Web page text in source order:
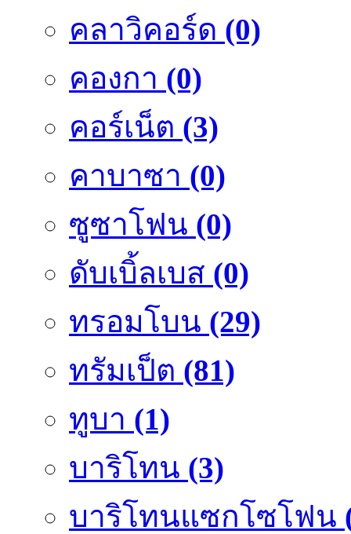
คลาวิคอร์ด (0)
คองกา (0)
คอร์เน็ต (3)
คาบาซา (0)
ซูซาโฟน (0)
ดับเบิ้ลเบส (0)
ทรอมโบน (29)
ทรัมเป็ต (81)
ทูบา (1)
บาริโทน (3)
บาริโทนแซกโซโฟน